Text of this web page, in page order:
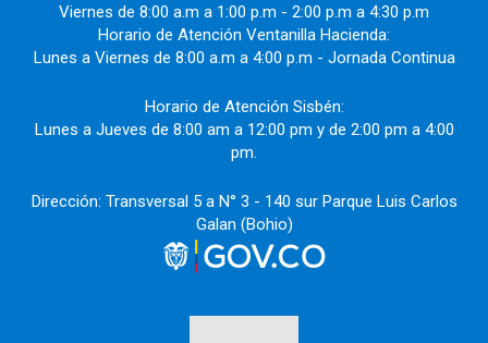
Viernes de 8:00 a.m a 1:00 p.m - 2:00 p.m a 4:30 p.m
Horario de Atención Ventanilla Hacienda:
Lunes a Viernes de 8:00 a.m a 4:00 p.m - Jornada Continua
Horario de Atención Sisbén:
Lunes a Jueves de 8:00 am a 12:00 pm y de 2:00 pm a 4:00
pm.
Dirección: Transversal 5 a N° 3 - 140 sur Parque Luis Carlos
Galan (Bohio)